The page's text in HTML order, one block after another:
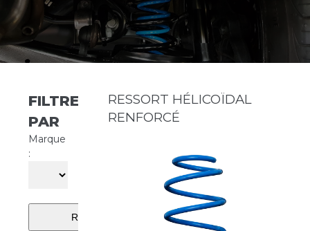
RESSORT HÉLICOÏDAL
RENFORCÉ
FILTRER
PAR
Marque
: